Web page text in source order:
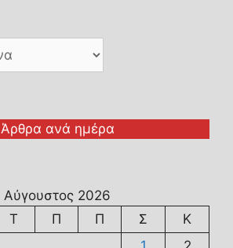
Άρθρα ανά ημέρα
Αύγουστος 2026
Τ Π Π Σ
Κ